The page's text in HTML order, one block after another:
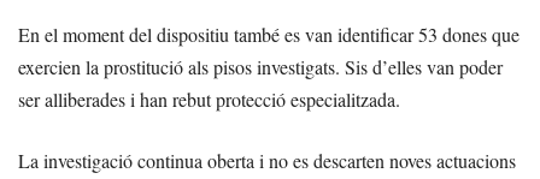
En el moment del dispositiu també es van identificar 53 dones que
exercien la prostitució als pisos investigats. Sis d’elles van poder
ser alliberades i han rebut protecció especialitzada.
La investigació continua oberta i no es descarten noves actuacions